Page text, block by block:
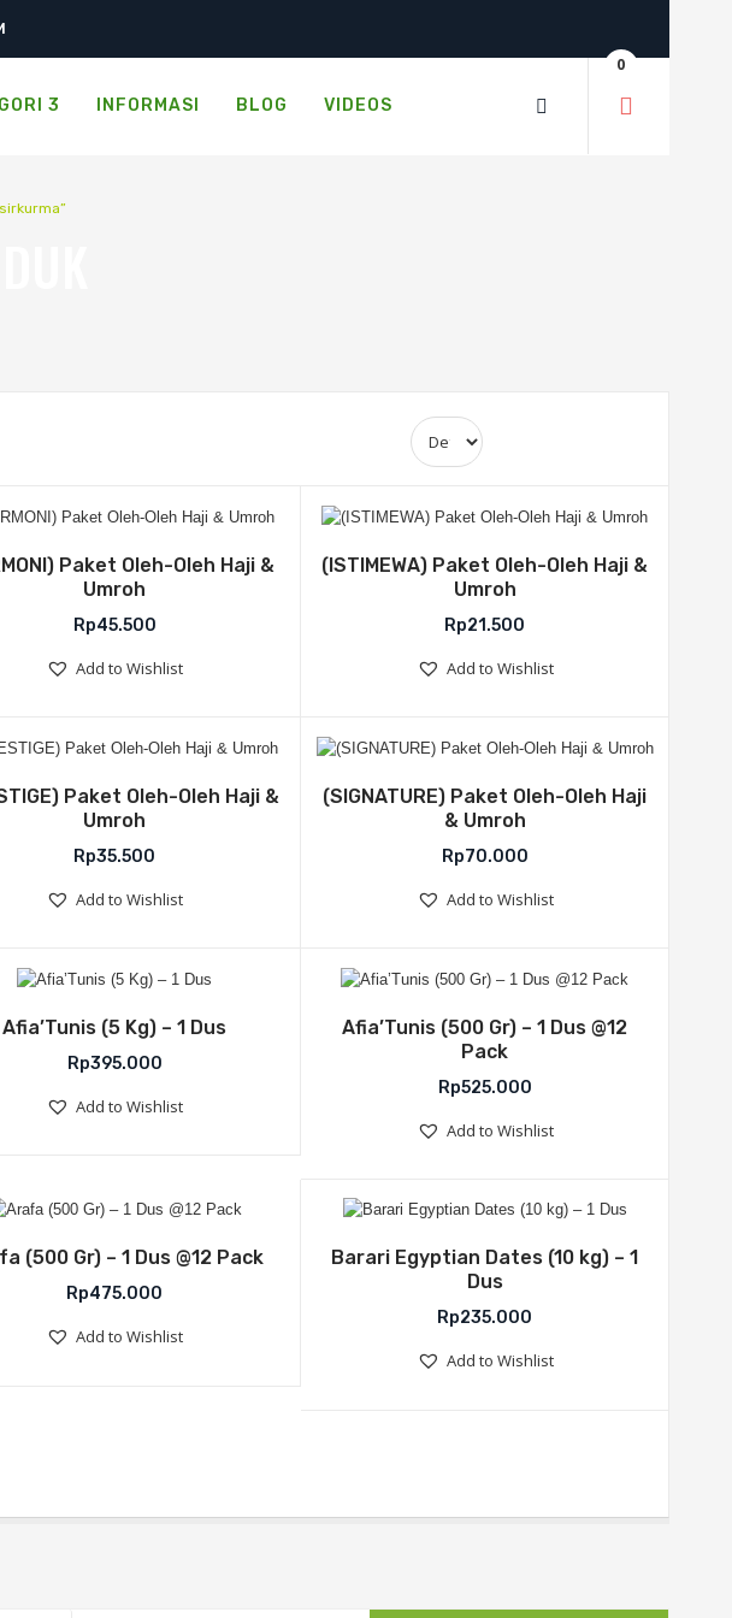
3 INFORMASI BLOG VIDEOS
0
Paket Oleh-Oleh Haji &
Umroh
Rp45.500
Add to Wishlist
(ISTIMEWA) Paket Oleh-Oleh Haji &
Umroh
Rp21.500
Add to Wishlist
Paket Oleh-Oleh Haji &
Umroh
Rp35.500
Add to Wishlist
(SIGNATURE) Paket Oleh-Oleh Haji
& Umroh
Rp70.000
Add to Wishlist
Afia’Tunis (5 Kg) – 1 Dus
Rp395.000
Add to Wishlist
Afia’Tunis (500 Gr) – 1 Dus @12
Pack
Rp525.000
Add to Wishlist
(500 Gr) – 1 Dus @12 Pack
Rp475.000
Add to Wishlist
Barari Egyptian Dates (10 kg) – 1
Dus
Rp235.000
Add to Wishlist